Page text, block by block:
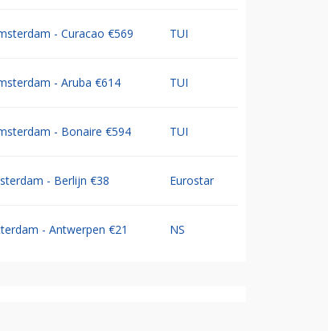
- Curacao €569 TUI
- Aruba €614 TUI
- Bonaire €594 TUI
- Berlijn €38 Eurostar
- Antwerpen €21 NS